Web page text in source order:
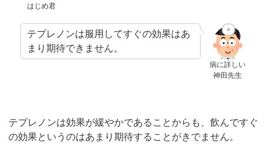
はじめ君
病に詳しい
神田先生
テプレノンは服用してすぐの効果はあ
まり期待できません。
テプレノンは効果が緩やかであることからも、飲んですぐ
の効果というのはあまり期待することがきでません。